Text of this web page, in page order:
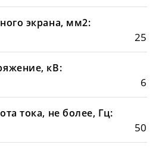
экрана, мм2:
25
кВ:
6
тока, не более, Гц:
50